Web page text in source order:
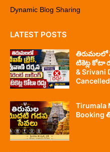
Dynamic Blog Sharing
LATEST POSTS
తిరుమలలో
టికెట్ల కోటా
& Srivani
Cancelled
Tirumala
Booking